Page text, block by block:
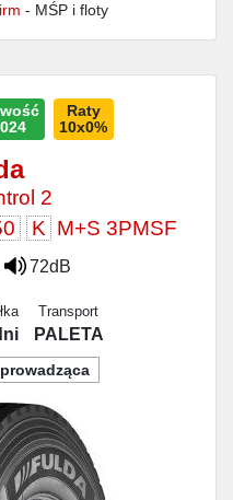
- MŚP i floty
Raty
10x0%
2
K M+S 3PMSF
72dB
Transport
PALETA